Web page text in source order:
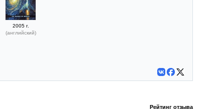
2005 г.
(английский)
Рейтинг отзыва